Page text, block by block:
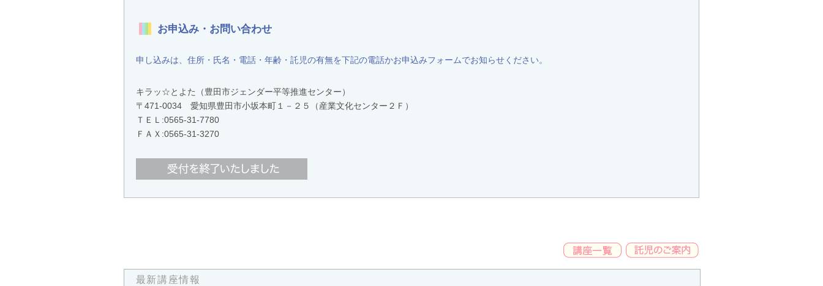
お申込み・お問い合わせ
申し込みは、住所・氏名・電話・年齢・託児の有無を下記の電話かお申込みフォームでお知らせください。
キラッ☆とよた（豊田市ジェンダー平等推進センター）
〒471-0034 愛知県豊田市小坂本町１－２５（産業文化センター２Ｆ）
ＴＥＬ:0565-31-7780
ＦＡＸ:0565-31-3270
最新講座情報